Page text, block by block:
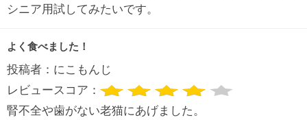
シニア用試してみたいです。
よく食べました！
投稿者： にこもんじ
レビュースコア：
腎不全や歯がない老猫にあげました。